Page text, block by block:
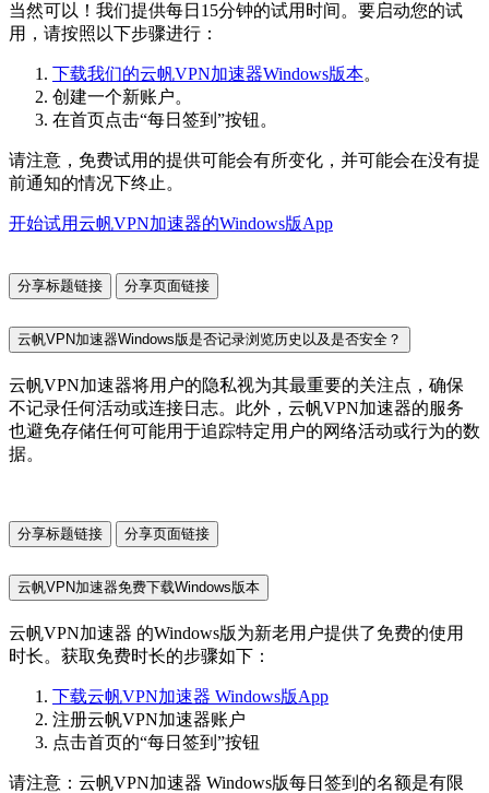
当然可以！我们提供每日15分钟的试用时间。要启动您的试
用，请按照以下步骤进行：
下载我们的云帆VPN加速器Windows版本。
创建一个新账户。
在首页点击“每日签到”按钮。
请注意，免费试用的提供可能会有所变化，并可能会在没有提
前通知的情况下终止。
开始试用云帆VPN加速器的Windows版App
分享标题链接 分享页面链接
云帆VPN加速器Windows版是否记录浏览历史以及是否安全？
云帆VPN加速器将用户的隐私视为其最重要的关注点，确保
不记录任何活动或连接日志。此外，云帆VPN加速器的服务
也避免存储任何可能用于追踪特定用户的网络活动或行为的数
据。
分享标题链接 分享页面链接
云帆VPN加速器免费下载Windows版本
云帆VPN加速器 的Windows版为新老用户提供了免费的使用
时长。获取免费时长的步骤如下：
下载云帆VPN加速器 Windows版App
注册云帆VPN加速器账户
点击首页的“每日签到”按钮
请注意：云帆VPN加速器 Windows版每日签到的名额是有限